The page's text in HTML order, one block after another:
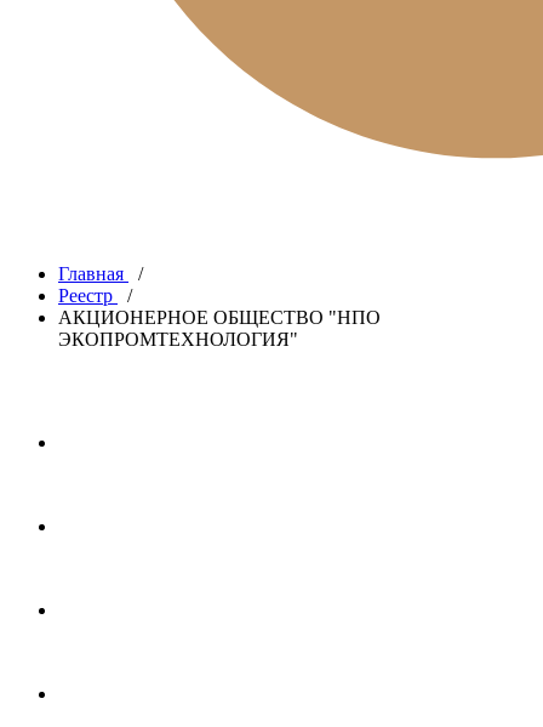
Главная
/
Реестр
/
АКЦИОНЕРНОЕ ОБЩЕСТВО "НПО
ЭКОПРОМТЕХНОЛОГИЯ"